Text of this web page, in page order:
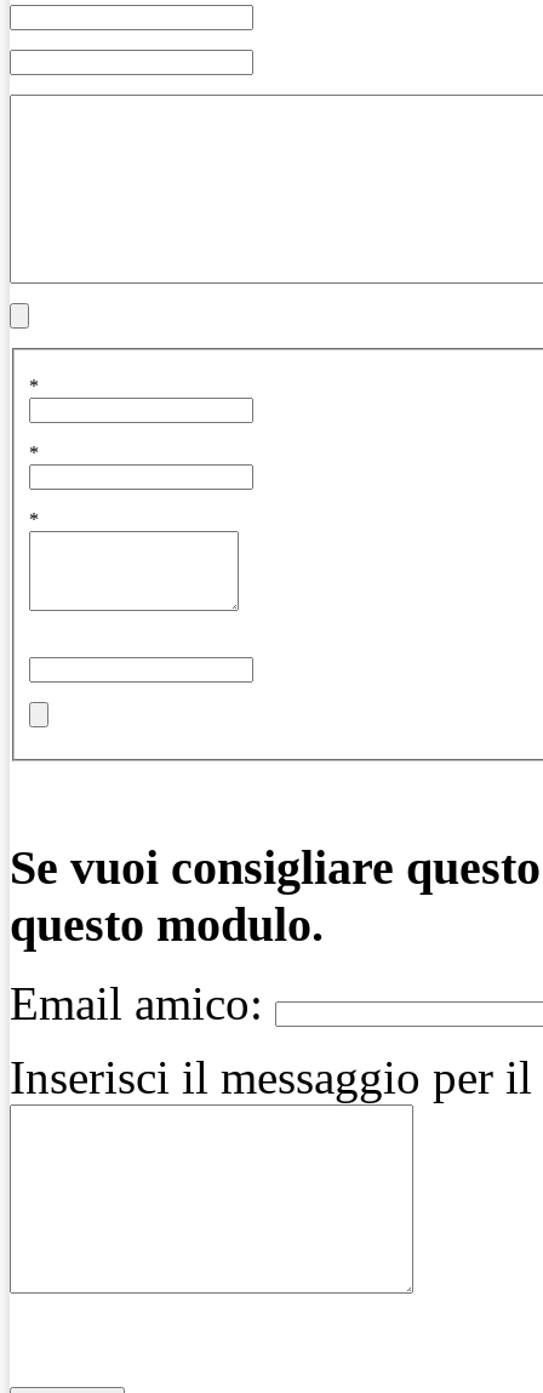
*
*
*
Se vuoi consigliare
questo modulo.
Email amico:
Inserisci il messaggio per